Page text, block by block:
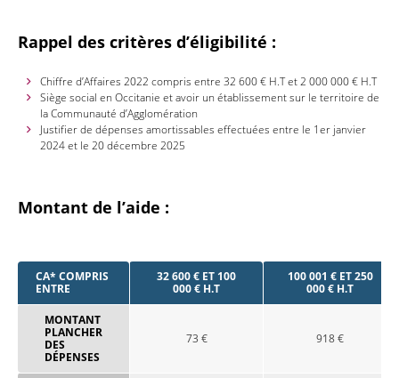
Rappel des critères d’éligibilité :
Chiffre d’Affaires 2022 compris entre 32 600 € H.T et 2 000 000 € H.T
Siège social en Occitanie et avoir un établissement sur le territoire de
la Communauté d’Agglomération
Justifier de dépenses amortissables effectuées entre le 1er janvier
2024 et le 20 décembre 2025
Montant de l’aide :
CA* COMPRIS
ENTRE
32 600 € ET 100
000 € H.T
100 001 € ET 250
000 € H.T
MONTANT
PLANCHER
DES
DÉPENSES
73 € 918 €